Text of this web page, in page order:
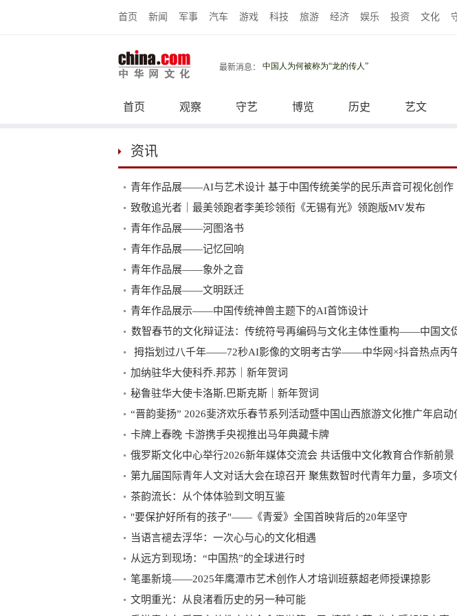
首页 新闻 军事 汽车 游戏 科技 旅游 经济 娱乐 投资 文化
最新消息：
首页 观察 守艺 博览 历史 艺文
资讯
青年作品展——AI与艺术设计 基于中国传统美学的民乐声音可视化创作
致敬追光者｜最美领跑者李美珍领衔《无锡有光》领跑版MV发布
青年作品展——河图洛书
青年作品展——记忆回响
青年作品展——象外之音
青年作品展——文明跃迁
青年作品展示——中国传统神兽主题下的AI首饰设计
数智春节的文化辩证法：传统符号再编码与文化主体性重构——中国文
评"中华网×抖音"新春
拇指划过八千年——72秒AI影像的文明考古学——中华网×抖音热点丙
频《龙马乾
加纳驻华大使科乔.邦苏｜新年贺词
秘鲁驻华大使卡洛斯.巴斯克斯｜新年贺词
“晋韵斐扬” 2026斐济欢乐春节系列活动暨中国山西旅游文化推广年启
卡牌上春晚 卡游携手央视推出马年典藏卡牌
俄罗斯文化中心举行2026新年媒体交流会 共话俄中文化教育合作新前景
第九届国际青年人文对话大会在琼召开 聚焦数智时代青年力量，多项文
茶韵流长：从个体体验到文明互鉴
"要保护好所有的孩子"——《青爱》全国首映背后的20年坚守
当语言褪去浮华：一次心与心的文化相遇
从远方到现场：“中国热”的全球进行时
笔墨新境——2025年鹰潭市艺术创作人才培训班蔡超老师授课掠影
文明重光：从良渚看历史的另一种可能